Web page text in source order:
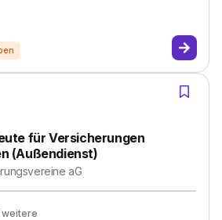
für Versicherungen
(Außendienst)
aG
weitere